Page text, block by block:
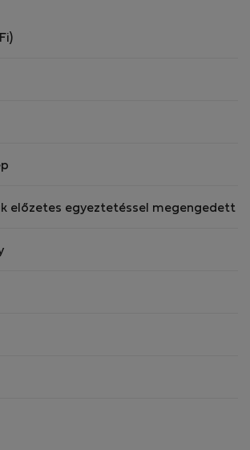
előzetes egyeztetéssel megengedett